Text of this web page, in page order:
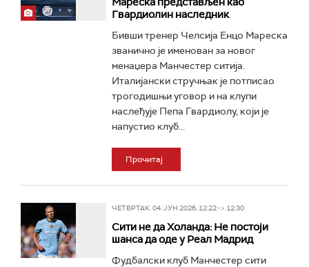
Гвардиолин наследник
Бивши тренер Челсија Енцо Мареска
званично је именован за новог
менаџера Манчестер ситија.
Италијански стручњак је потписао
трогодишњи уговор и на клупи
наслеђује Пепа Гвардиолу, који је
напустио клуб...
Прочитај
ЧЕТВРТАК, 04. ЈУН 2026, 12:22 -> 12:30
Сити не да Холанда: Не постоји
шанса да оде у Реал Мадрид
Фудбалски клуб Манчестер сити